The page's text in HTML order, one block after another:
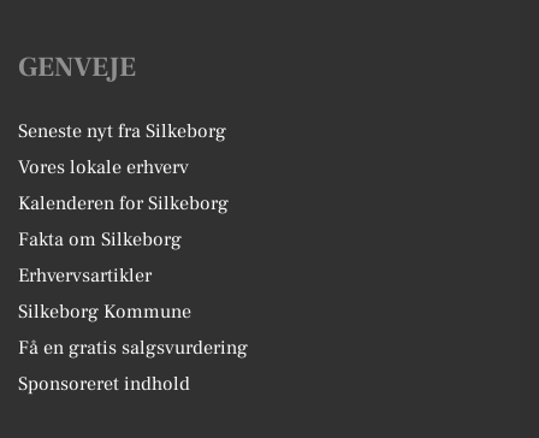
GENVEJE
Seneste nyt fra Silkeborg
Vores lokale erhverv
Kalenderen for Silkeborg
Fakta om Silkeborg
Erhvervsartikler
Silkeborg Kommune
Få en gratis salgsvurdering
Sponsoreret indhold